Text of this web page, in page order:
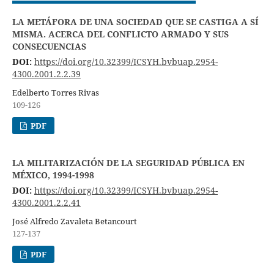
LA METÁFORA DE UNA SOCIEDAD QUE SE CASTIGA A SÍ
MISMA. ACERCA DEL CONFLICTO ARMADO Y SUS
CONSECUENCIAS
DOI: https://doi.org/10.32399/ICSYH.bvbuap.2954-
4300.2001.2.2.39
Edelberto Torres Rivas
109-126
PDF
LA MILITARIZACIÓN DE LA SEGURIDAD PÚBLICA EN
MÉXICO, 1994-1998
DOI: https://doi.org/10.32399/ICSYH.bvbuap.2954-
4300.2001.2.2.41
José Alfredo Zavaleta Betancourt
127-137
PDF